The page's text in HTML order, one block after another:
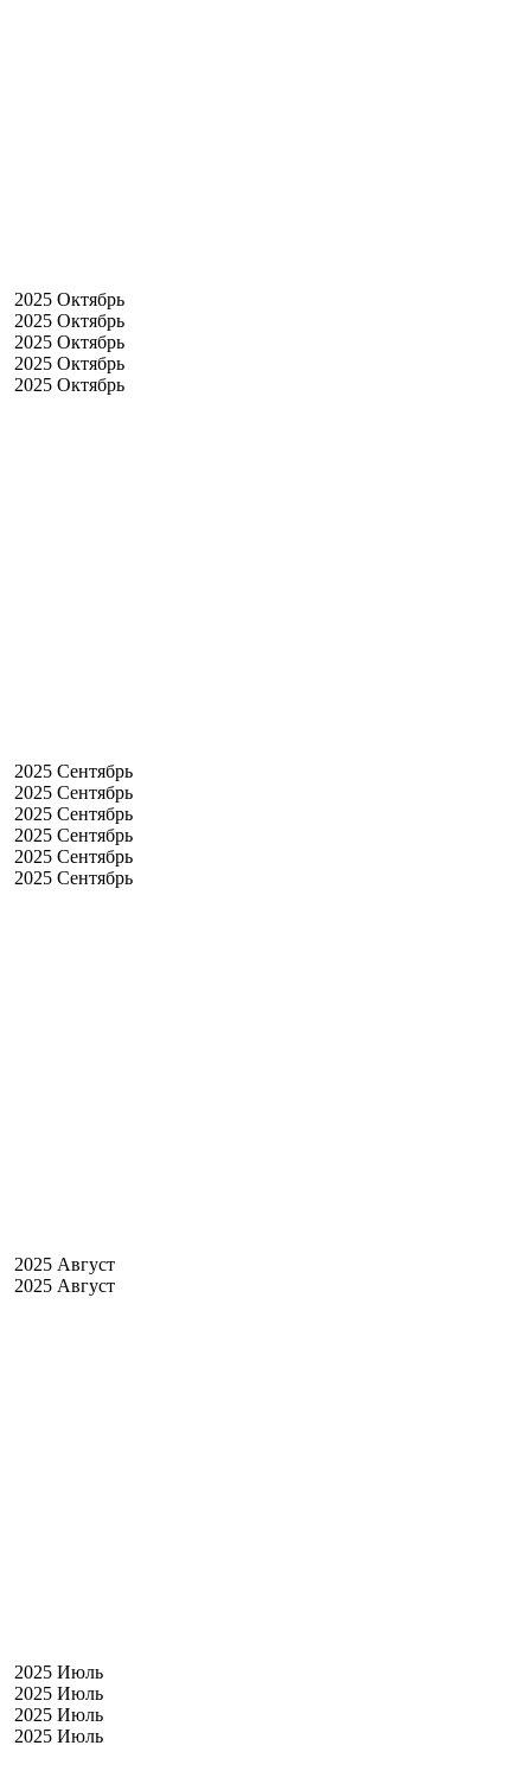
2025 Октябрь
2025 Октябрь
2025 Октябрь
2025 Октябрь
2025 Октябрь
2025 Сентябрь
2025 Сентябрь
2025 Сентябрь
2025 Сентябрь
2025 Сентябрь
2025 Сентябрь
2025 Август
2025 Август
2025 Июль
2025 Июль
2025 Июль
2025 Июль